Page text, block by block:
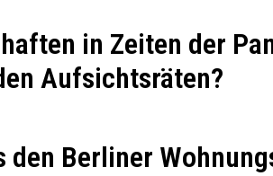
in Zeiten der
Aufsichtsräten?
den Berliner